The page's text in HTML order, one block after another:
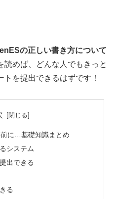
の正しい書き方について
読めば、どんな人でもきっと
を提出できるはずです！
前に…基礎知識まとめ
システム
出できる
る